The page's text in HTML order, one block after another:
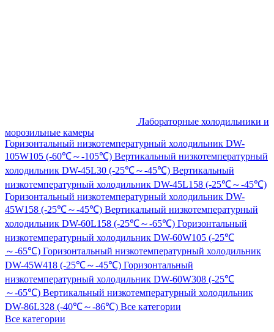
Лабораторные холодильники и
морозильные камеры
Горизонтальный низкотемпературный холодильник DW-
105W105 (-60℃～-105℃) Вертикальный низкотемпературный
холодильник DW-45L30 (-25℃～-45℃) Вертикальный
низкотемпературный холодильник DW-45L158 (-25℃～-45℃)
Горизонтальный низкотемпературный холодильник DW-
45W158 (-25℃～-45℃) Вертикальный низкотемпературный
холодильник DW-60L158 (-25℃～-65℃) Горизонтальный
низкотемпературный холодильник DW-60W105 (-25℃
～-65℃) Горизонтальный низкотемпературный холодильник
DW-45W418 (-25℃～-45℃) Горизонтальный
низкотемпературный холодильник DW-60W308 (-25℃
～-65℃) Вертикальный низкотемпературный холодильник
DW-86L328 (-40℃～-86℃) Все категории
Все категории